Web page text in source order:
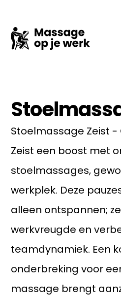
Stoelmassage Zeist -
Zeist een boost met
stoelmassages,
werkplek. Deze
alleen ontspannen;
werkvreugde en
teamdynamiek. Een
onderbreking voor
massage brengt